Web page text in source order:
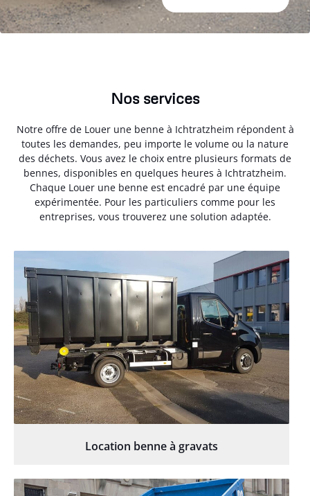
Nos services
Notre offre de Louer une benne à Ichtratzheim répondent à
toutes les demandes, peu importe le volume ou la nature
des déchets. Vous avez le choix entre plusieurs formats de
bennes, disponibles en quelques heures à Ichtratzheim.
Chaque Louer une benne est encadré par une équipe
expérimentée. Pour les particuliers comme pour les
entreprises, vous trouverez une solution adaptée.
Location benne à gravats